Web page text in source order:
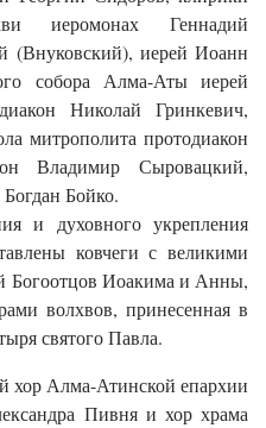
иеромонах Геннадий
(Внуковский), иерей Иоанн
собора Алма-Аты иерей
Николай Гринкевич,
митрополита протодиакон
Владимир Сыровацкий,
Бойко.
и духовного укрепления
ковчеги с великими
Богоотцов Иоакима и Анны,
волхвов, принесенная в
святого Павла.
хор Алма-Атинской епархии
Пивня и хор храма